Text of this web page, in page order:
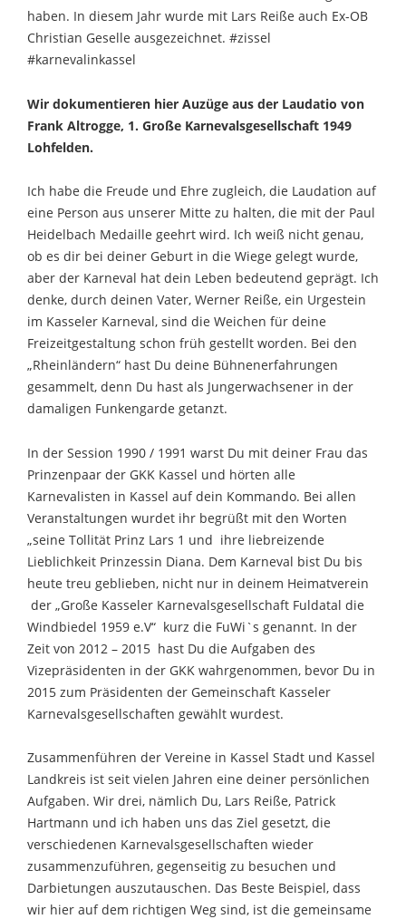
haben. In diesem Jahr wurde mit Lars Reiße auch Ex-OB
Christian Geselle ausgezeichnet. #zissel
#karnevalinkassel
Wir dokumentieren hier Auzüge aus der Laudatio von
Frank Altrogge, 1. Große Karnevalsgesellschaft 1949
Lohfelden.
Ich habe die Freude und Ehre zugleich, die Laudation auf
eine Person aus unserer Mitte zu halten, die mit der Paul
Heidelbach Medaille geehrt wird. Ich weiß nicht genau,
ob es dir bei deiner Geburt in die Wiege gelegt wurde,
aber der Karneval hat dein Leben bedeutend geprägt. Ich
denke, durch deinen Vater, Werner Reiße, ein Urgestein
im Kasseler Karneval, sind die Weichen für deine
Freizeitgestaltung schon früh gestellt worden. Bei den
„Rheinländern“ hast Du deine Bühnenerfahrungen
gesammelt, denn Du hast als Jungerwachsener in der
damaligen Funkengarde getanzt.
In der Session 1990 / 1991 warst Du mit deiner Frau das
Prinzenpaar der GKK Kassel und hörten alle
Karnevalisten in Kassel auf dein Kommando. Bei allen
Veranstaltungen wurdet ihr begrüßt mit den Worten
„seine Tollität Prinz Lars 1 und ihre liebreizende
Lieblichkeit Prinzessin Diana. Dem Karneval bist Du bis
heute treu geblieben, nicht nur in deinem Heimatverein
der „Große Kasseler Karnevalsgesellschaft Fuldatal die
Windbiedel 1959 e.V“ kurz die FuWi`s genannt. In der
Zeit von 2012 – 2015 hast Du die Aufgaben des
Vizepräsidenten in der GKK wahrgenommen, bevor Du in
2015 zum Präsidenten der Gemeinschaft Kasseler
Karnevalsgesellschaften gewählt wurdest.
Zusammenführen der Vereine in Kassel Stadt und Kassel
Landkreis ist seit vielen Jahren eine deiner persönlichen
Aufgaben. Wir drei, nämlich Du, Lars Reiße, Patrick
Hartmann und ich haben uns das Ziel gesetzt, die
verschiedenen Karnevalsgesellschaften wieder
zusammenzuführen, gegenseitig zu besuchen und
Darbietungen auszutauschen. Das Beste Beispiel, dass
wir hier auf dem richtigen Weg sind, ist die gemeinsame